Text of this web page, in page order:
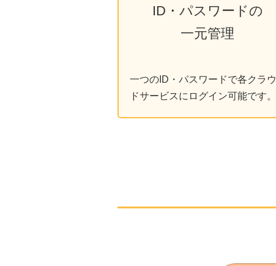
ID・パスワードの
一元管理
一つのID・パスワードで各クラウ
ドサービスにログイン可能です。